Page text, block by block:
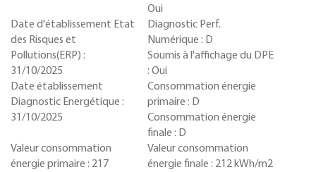
Oui
Date d'établissement Etat
des Risques et
Pollutions(ERP) :
31/10/2025
Diagnostic Perf.
Numérique : D
Soumis à l'affichage du DPE
: Oui
Date établissement
Diagnostic Energétique :
31/10/2025
Consommation énergie
primaire : D
Consommation énergie
finale : D
Valeur consommation
énergie primaire : 217
Valeur consommation
énergie finale : 212 kWh/m2